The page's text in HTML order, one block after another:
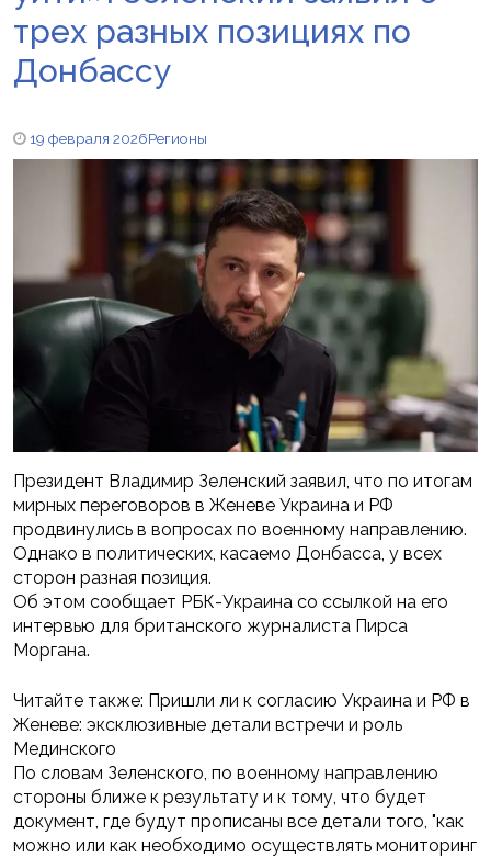
трех разных позициях по
Донбассу
19 февраля 2026Регионы
Президент Владимир Зеленский заявил, что по итогам
мирных переговоров в Женеве Украина и РФ
продвинулись в вопросах по военному направлению.
Однако в политических, касаемо Донбасса, у всех
сторон разная позиция.
Об этом сообщает РБК-Украина со ссылкой на его
интервью для британского журналиста Пирса
Моргана.
Читайте также: Пришли ли к согласию Украина и РФ в
Женеве: эксклюзивные детали встречи и роль
Мединского
По словам Зеленского, по военному направлению
стороны ближе к результату и к тому, что будет
документ, где будут прописаны все детали того, "как
можно или как необходимо осуществлять мониторинг